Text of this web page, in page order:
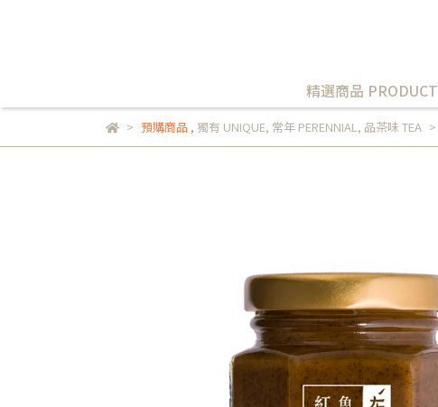
精選商品 PRODUCT
預購商品, 獨有 UNIQUE, 常年 PERENNIAL, 品茶味 TEA